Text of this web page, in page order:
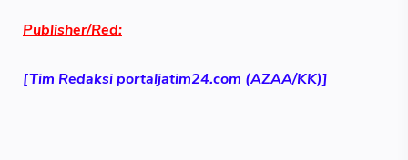
Publisher/Red:
[Tim Redaksi portaljatim24.com (AZAA/KK)]